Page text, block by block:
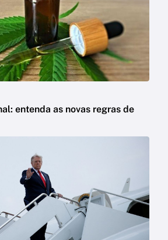
entenda as novas regras de